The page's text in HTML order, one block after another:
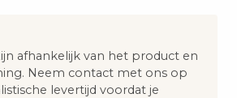
afhankelijk van het product en
Neem contact met ons op
levertijd voordat je